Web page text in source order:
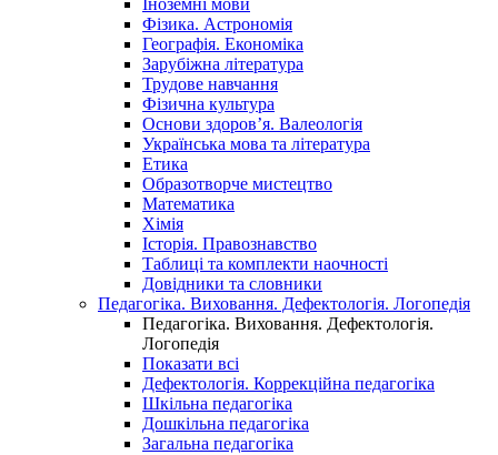
Іноземні мови
Фізика. Астрономія
Географія. Економіка
Зарубіжна література
Трудове навчання
Фізична культура
Основи здоров’я. Валеологія
Українська мова та література
Етика
Образотворче мистецтво
Математика
Хімія
Історія. Правознавство
Таблиці та комплекти наочності
Довідники та словники
Педагогіка. Виховання. Дефектологія. Логопедія
Педагогіка. Виховання. Дефектологія.
Логопедія
Показати всі
Дефектологія. Коррекційна педагогіка
Шкільна педагогіка
Дошкільна педагогіка
Загальна педагогіка